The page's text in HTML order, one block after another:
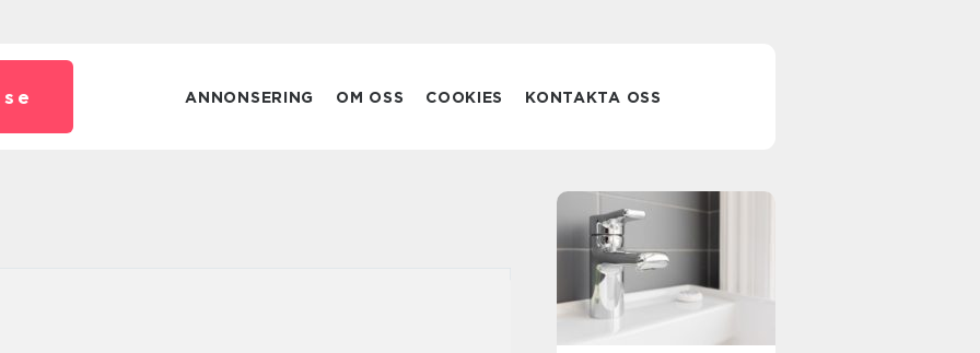
se ANNONSERING OM OSS COOKIES KONTAKTA OSS